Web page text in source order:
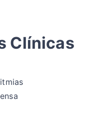
Clínicas